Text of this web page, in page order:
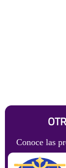
Conoce las